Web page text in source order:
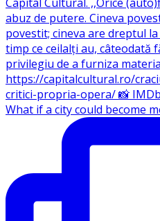
What if a city could become